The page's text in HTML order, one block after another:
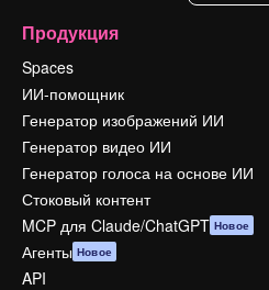
Продукция
Spaces
ИИ-помощник
Генератор изображений ИИ
Генератор видео ИИ
Генератор голоса на основе ИИ
Стоковый контент
MCP для Claude/ChatGPT Новое
Агенты Новое
API